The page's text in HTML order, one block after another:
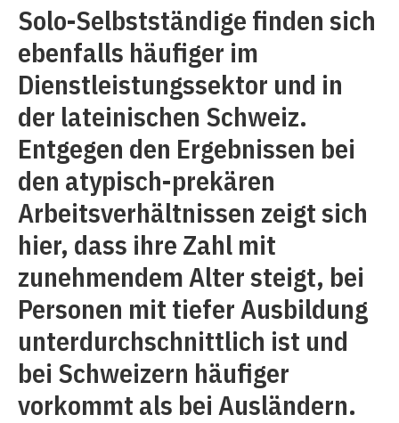
Solo-Selbstständige finden sich
ebenfalls häufiger im
Dienstleistungssektor und in
der lateinischen Schweiz.
Entgegen den Ergebnissen bei
den atypisch-prekären
Arbeitsverhältnissen zeigt sich
hier, dass ihre Zahl mit
zunehmendem Alter steigt, bei
Personen mit tiefer Ausbildung
unterdurchschnittlich ist und
bei Schweizern häufiger
vorkommt als bei Ausländern.